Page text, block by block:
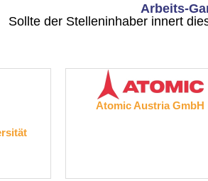
Arbeits-
Sollte der Stelleninhaber innert
Atomic Austria GmbH